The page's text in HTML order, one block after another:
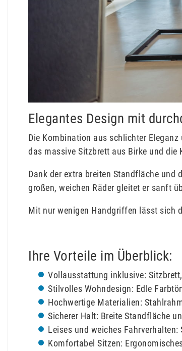
Elegantes Design mit
Die Kombination aus schlichter
das massive Sitzbrett aus Birke und
Dank der extra breiten Standfläche
großen, weichen Räder gleitet er sanft
Mit nur wenigen Handgriffen lässt sich
Ihre Vorteile im Überblick:
Vollausstattung inklusive:
Stilvolles Wohndesign: Edle
Hochwertige Materialien:
Sicherer Halt: Breite Standfläche
Leises und weiches
Komfortabel Sitzen: